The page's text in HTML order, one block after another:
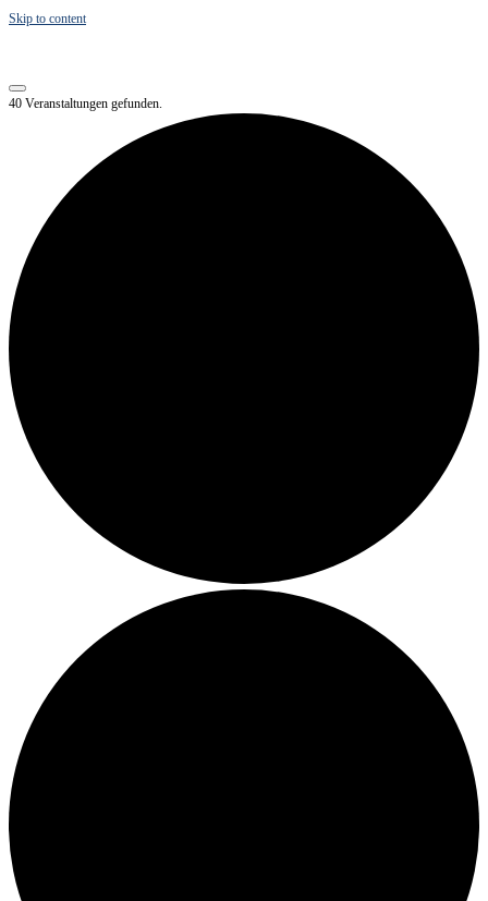
Skip to content
40 Veranstaltungen gefunden.